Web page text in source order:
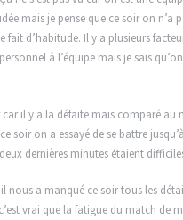
mais je pense que ce soir on n’a
fait d’habitude. Il y a plusieurs
à l’équipe mais je sais
car il y a la défaite mais comparé
soir on a essayé de se battre
dernières minutes étaient
nous a manqué ce soir tous les
vrai que la fatigue du match de